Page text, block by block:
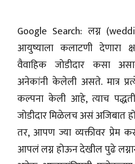
Google Search: लग्न
आयुष्याला कलाटणी देणारा
वैवाहिक जोडीदार कसा
अनेकांनी केलेली असते. मात्र
कल्पना केली आहे, त्याच
जोडीदार मिळेलच असं अजिबात
तर, आपण ज्या व्यक्तीवर प्रेम
आपलं लग्न होऊन देखील पुढे